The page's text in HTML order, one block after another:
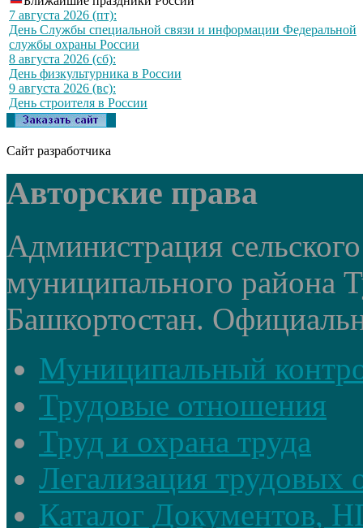
7 августа 2026 (пт):
День Службы специальной связи и информации Федеральной
службы охраны России
8 августа 2026 (сб):
День физкультурника в России
9 августа 2026 (вс):
День строителя в России
Сайт разработчика
Авторские права
Администрация
муниципального района
Башкортостан.
Муниципальный
Трудовые отношения
Труд и охрана труда
Легализация трудовых
Каталог Документов,